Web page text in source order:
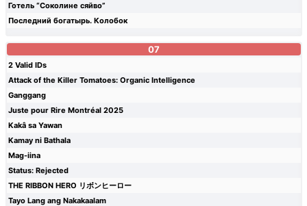
Готель “Соколине сяйво”
Последний богатырь. Колобок
07
2 Valid IDs
Attack of the Killer Tomatoes: Organic Intelligence
Ganggang
Juste pour Rire Montréal 2025
Kakâ sa Yawan
Kamay ni Bathala
Mag-iina
Status: Rejected
THE RIBBON HERO リボンヒーロー
Tayo Lang ang Nakakaalam